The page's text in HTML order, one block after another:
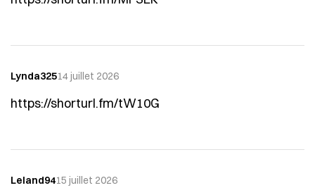
Lynda32514 juillet 2026
https://shorturl.fm/tW10G
Leland9415 juillet 2026